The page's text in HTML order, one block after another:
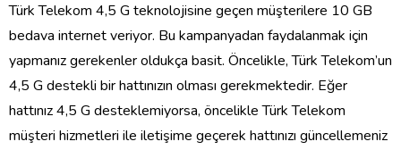
Türk Telekom 4,5 G teknolojisine geçen müşterilere 10 GB
bedava internet veriyor. Bu kampanyadan faydalanmak için
yapmanız gerekenler oldukça basit. Öncelikle, Türk Telekom’un
4,5 G destekli bir hattınızın olması gerekmektedir. Eğer
hattınız 4,5 G desteklemiyorsa, öncelikle Türk Telekom
müşteri hizmetleri ile iletişime geçerek hattınızı güncellemeniz